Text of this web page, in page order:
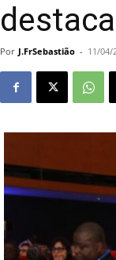
Por J.FrSebastião - 11/04/